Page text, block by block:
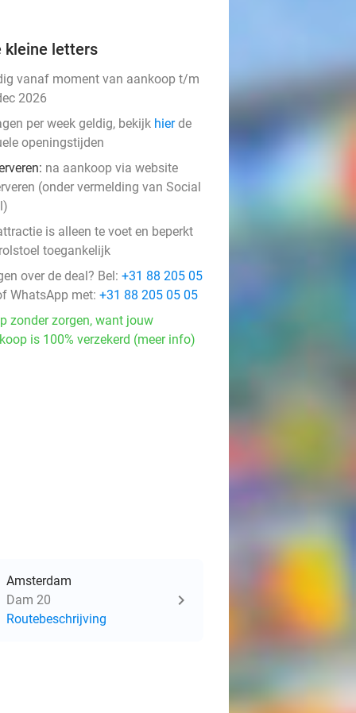
kleine letters
vanaf moment van aankoop t/m
2026
per week geldig, bekijk hierde
openingstijden
na aankoop via website
(onder vermelding van Social
is alleen te voet en beperkt
toegankelijk
over de deal? Bel: +31 88 205 05
WhatsApp met: +31 88 205 05 05
zonder zorgen, want jouw
is 100% verzekerd (meer info)
Amsterdam
Dam 20
Routebeschrijving